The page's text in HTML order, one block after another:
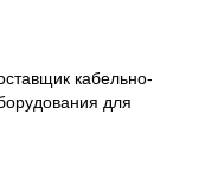
кабельно-
для